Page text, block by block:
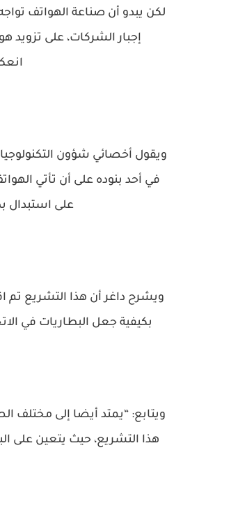
لكن يبدو أن صناعة الهواتف
إجبار الشركات، على تزويد
ويقول أخصائي شؤون
في أحد بنوده على أن تأتي
على استبدال
بكيفية جعل البطاريات في
ويتابع: “يمتد أيضا إلى مختلف
هذا التشريع، حيث يتعين على